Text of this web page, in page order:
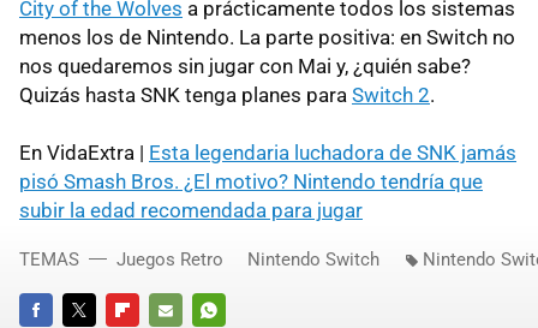
City of the Wolves a prácticamente todos los sistemas
menos los de Nintendo. La parte positiva: en Switch no
nos quedaremos sin jugar con Mai y, ¿quién sabe?
Quizás hasta SNK tenga planes para Switch 2.
En VidaExtra | Esta legendaria luchadora de SNK jamás
pisó Smash Bros. ¿El motivo? Nintendo tendría que
subir la edad recomendada para jugar
TEMAS Juegos Retro Nintendo Switch Nintendo